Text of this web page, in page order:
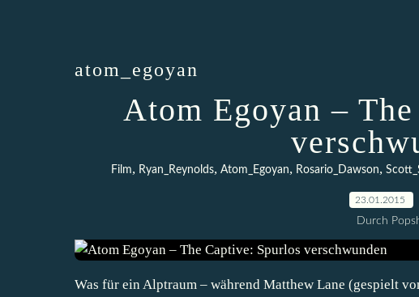
atom_egoyan
Atom Egoyan –
Film, Ryan_Reynolds, Atom_Egoyan, Rosario_Dawson,
23.01.2015
Durch
Was für ein Alptraum – während Matthew Lane (gespielt